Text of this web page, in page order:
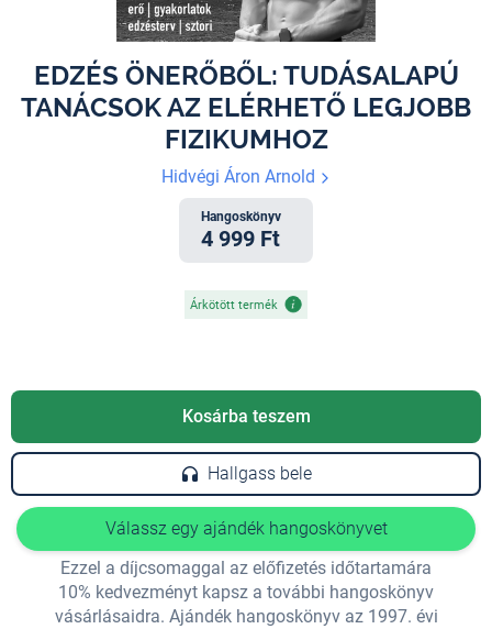
EDZÉS ÖNERŐBŐL: TUDÁSALAPÚ
TANÁCSOK AZ ELÉRHETŐ LEGJOBB
FIZIKUMHOZ
Hidvégi Áron Arnold
Hangoskönyv
4 999 Ft
Árkötött termék
Kosárba teszem
Hallgass bele
Válassz egy ajándék hangoskönyvet
Ezzel a díjcsomaggal az előfizetés időtartamára
10% kedvezményt kapsz a további hangoskönyv
vásárlásaidra. Ajándék hangoskönyv az 1997. évi